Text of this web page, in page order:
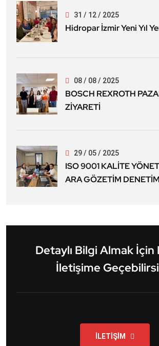
31 / 12 / 2025
Hidropar İzmir Yeni Yıl
08 / 08 / 2025
BOSCH REXROTH
ZİYARETİ
29 / 05 / 2025
ISO 9001 KALİTE
ARA GÖZETİM
Detaylı Bilgi Almak İçin
İletişime
İLETİŞİM